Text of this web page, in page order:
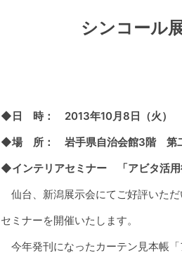
シンコール
◆日 時： 2013年10月8日（火）
◆場 所： 岩手県自治会館3階 第
◆インテリアセミナー 「アビタ活用
仙台、新潟展示会にてご好評いた
セミナーを開催いたします。
今年発刊になったカーテン見本帳